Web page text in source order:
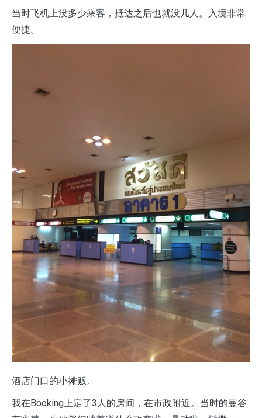
当时飞机上没多少乘客，抵达之后也就没几人。入境非常
便捷。
酒店门口的小摊贩。
我在Booking上定了3人的房间，在市政附近。当时的曼谷